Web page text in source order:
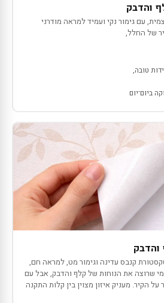
והדבק
עם גימור נקי ועמיד למראה מודרני
של החלל,
טובה,
ביום־יום
והדבק
קנבס עדינה וגימור מט, למראה חם,
למי שרוצה את הנוחות של קלף והדבק, אבל עם
הקיר. מעניק איזון מצוין בין קלות התקנה